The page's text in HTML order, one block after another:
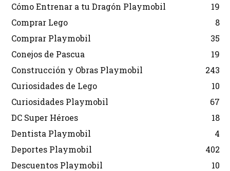
Cómo Entrenar a tu Dragón Playmobil
19
Comprar Lego
8
Comprar Playmobil
35
Conejos de Pascua
19
Construcción y Obras Playmobil
243
Curiosidades de Lego
10
Curiosidades Playmobil
67
DC Super Héroes
18
Dentista Playmobil
4
Deportes Playmobil
402
Descuentos Playmobil
10